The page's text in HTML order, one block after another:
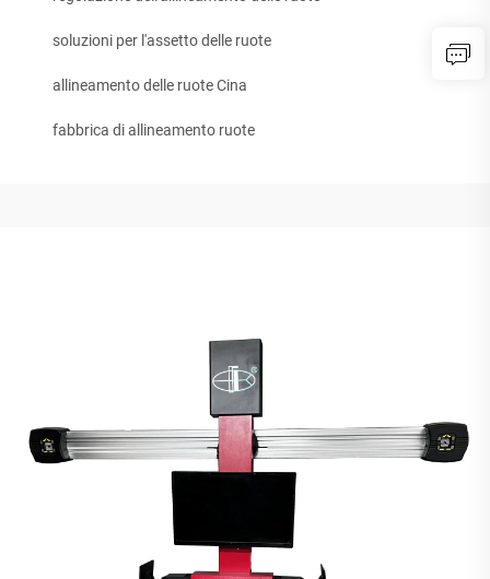
soluzioni per l'assetto delle ruote
allineamento delle ruote Cina
fabbrica di allineamento ruote